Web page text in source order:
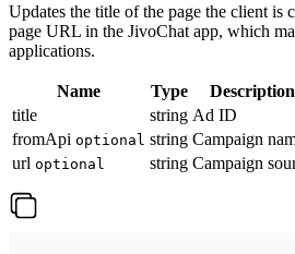
Updates the title of the page the client is
page URL in the JivoChat app, which
applications.
Name Type
Description
title
string Ad ID
fromApi optional string Campaign
url optional string Campaign